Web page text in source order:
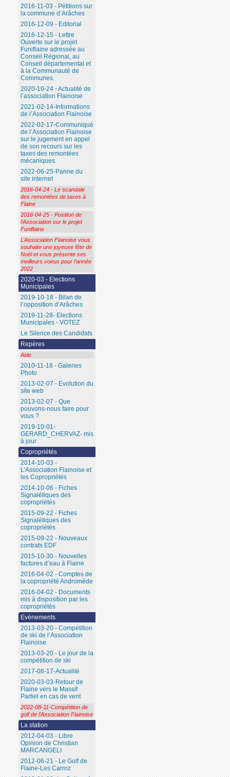
2016-11-03 - Pétitions sur
la commune d’Arâches
2016-12-09 - Editorial
2016-12-15 - Lettre
Ouverte sur le projet
Funiflaine adressée au
Conseil Régional, au
Conseil départemental et
à la Communauté de
Communes.
2020-10-24 - Actualité de
l’association Flainoise
2021-02-14-Informations
de l’Association Flainoise
2022-02-17-Communiqué
de l’Association Flainoise
sur le jugement en appel
de son recours sur les
taxes des remontées
mécaniques.
2022-06-25-Panne du
site internet
2016-04-24 - Le scandale
des remontées de taxes à
Flaine
2016-04-25 - Position de
l’Association sur le projet
Funiflaine
L’Association Flainoise vous
souhaite une joyeuse fête de
Noël et vous présente ses
meilleurs voeux pour l’année
2022
2020-03 - Elections
Municipales
2019-10-18 - Bilan de
l’opposition d’Arâches
2019-11-28- Elections
Municipales - VOTEZ
Le Silence des Candidats
Repères
Aide
2010-11-18 - Galeries
Photo
2013-02-07 - Evolution du
site web
2013-02-07 - Que
pouvons-nous faire pour
vous ?
2019-10-01-
GERARD_CHERVAZ- mis
à jour
Copropriétés
2014-10-03 -
L’Association Flainoise et
les Copropriétés
2014-10-06 - Fiches
Signalétiques des
copropriétés
2015-09-22 - Fiches
Signalétiques des
copropriétés
2015-09-22 - Nouveaux
contrats EDF
2015-10-30 - Nouvelles
factures d’eau à Flaine
2016-04-02 - Comptes de
la copropriété Andromède
2016-04-02 - Documents
mis à disposition par les
copropriétés
Evènements
2013-03-20 - Compétition
de ski de l’Association
Flainoise
2013-03-20 - Le jour de la
compétition de ski
2017-08-17-Actualité
2020-03-03-Retour de
Flaine vers le Massif
Partiel en cas de vent
2022-08-11-Compétition de
golf de l’Association Flainoise
La station
2012-04-03 - Libre
Opinion de Christian
MARCANGELI
2012-06-21 - Le Golf de
Flaine-Les Carroz